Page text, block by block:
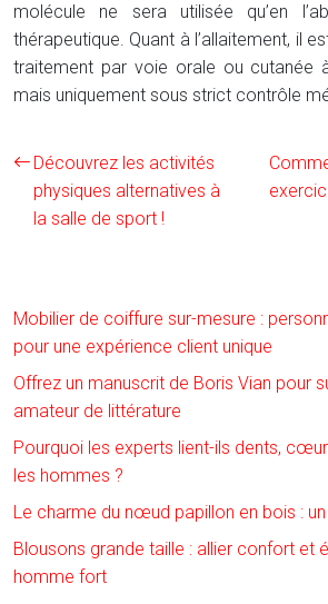
molécule ne sera utilisée qu’en
thérapeutique. Quant à l’allaitement, il
traitement par voie orale ou cutanée
mais uniquement sous strict contrôle
Découvrez les activités
physiques alternatives à
la salle de sport !
Mobilier de coiffure sur-mesure :
pour une expérience client unique
Offrez un manuscrit de Boris Vian pour
amateur de littérature
Pourquoi les experts lient-ils dents,
les hommes ?
Le charme du nœud papillon en bois :
Blousons grande taille : allier confort et
homme fort